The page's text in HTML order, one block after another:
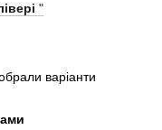
"
варіанти